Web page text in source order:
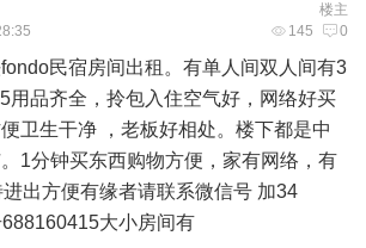
楼主
145 0
民宿房间出租。有单人间双人间有3
用品齐全，拎包入住空气好，网络好买
卫生干净 ，老板好相处。楼下都是中
1分钟买东西购物方便，家有网络，有
出方便有缘者请联系微信号 加34
大小房间有